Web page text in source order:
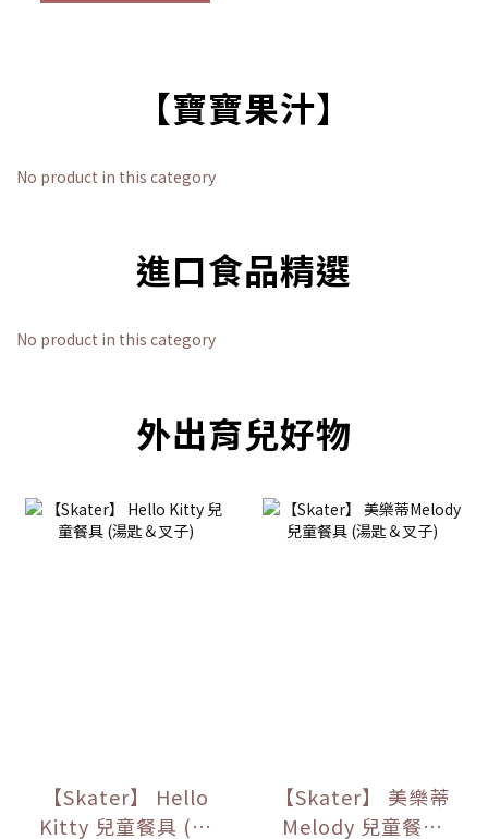
【寶寶果汁】
No product in this category
進口食品精選
No product in this category
外出育兒好物
【Skater】 Hello
Kitty 兒童餐具 (湯
【Skater】 美樂蒂
Melody 兒童餐具